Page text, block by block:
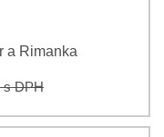
a Rimanka
s DPH